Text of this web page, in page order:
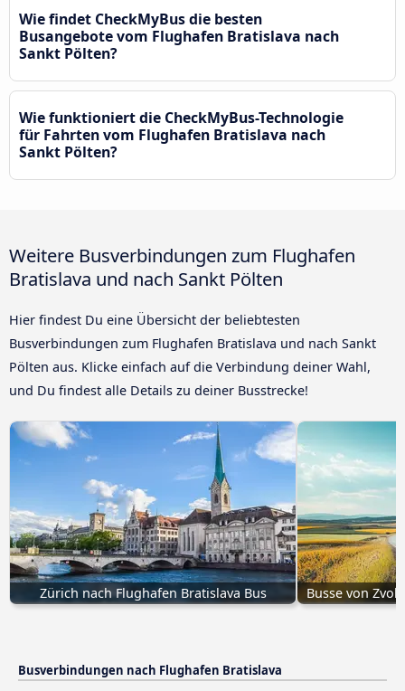
Wie findet CheckMyBus die besten
Busangebote vom Flughafen Bratislava nach
Sankt Pölten?
Wie funktioniert die CheckMyBus-Technologie
für Fahrten vom Flughafen Bratislava nach
Sankt Pölten?
Weitere Busverbindungen zum Flughafen
Bratislava und nach Sankt Pölten
Hier findest Du eine Übersicht der beliebtesten
Busverbindungen zum Flughafen Bratislava und nach Sankt
Pölten aus. Klicke einfach auf die Verbindung deiner Wahl,
und Du findest alle Details zu deiner Busstrecke!
Zürich nach Flughafen Bratislava Bus Busse von
Busverbindungen nach Flughafen Bratislava